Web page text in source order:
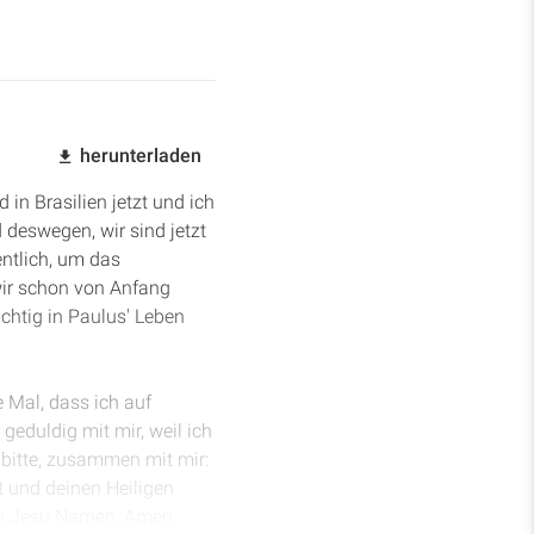
herunterladen
in Brasilien jetzt und ich
wir sind jetzt
um das
schon von Anfang
in Paulus' Leben
Mal, dass ich auf
mit mir, weil ich
zusammen mit mir:
deinen Heiligen